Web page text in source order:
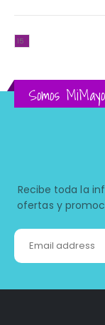
Somos
Recibe toda la
ofertas y